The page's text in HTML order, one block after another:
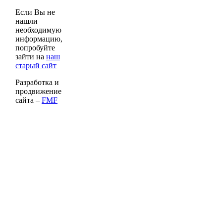
Если Вы не
нашли
необходимую
информацию,
попробуйте
зайти на наш
старый сайт
Разработка и
продвижение
сайта – FMF